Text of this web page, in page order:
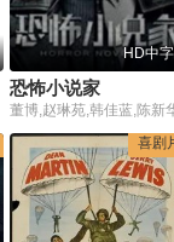
HD中字
恐怖小说家
董博,赵琳苑,韩佳蓝,陈新
喜剧